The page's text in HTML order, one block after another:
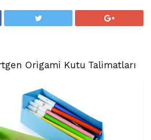
Origami Kutu Talimatları